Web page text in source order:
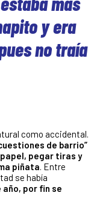
y era
no traía
como accidental.
de barrio”
pegar tiras y
piñata. Entre
se había
año, por fin se